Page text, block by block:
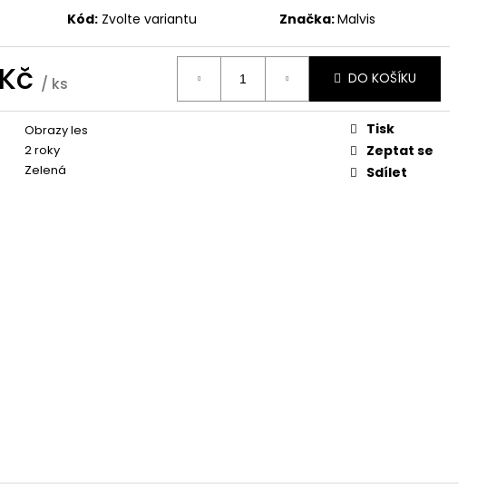
Kód: Zvolte variantu Značka:Malvis
/ ks DO KOŠÍKU
Obrazy les
2 roky
Zelená
Tisk
Zeptat se
Sdílet